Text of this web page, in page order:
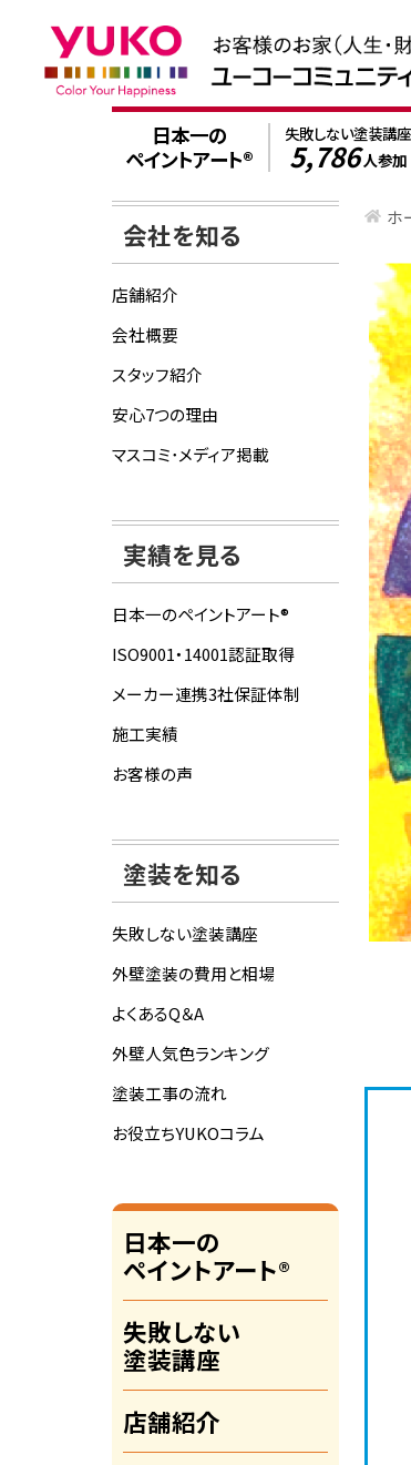
日本一の
ペイントアート®
失敗しない塗装講座
5,786人参加
ホ
会社を知る
店舗紹介
会社概要
スタッフ紹介
安心7つの理由
マスコミ･メディア掲載
実績を見る
日本一のペイントアート®
ISO9001・14001認証取得
メーカー連携3社保証体制
施工実績
お客様の声
塗装を知る
失敗しない塗装講座
外壁塗装の費用と相場
よくあるQ＆A
外壁人気色ランキング
塗装工事の流れ
お役立ちYUKOコラム
日本一の
ペイントアート®
失敗しない
塗装講座
店舗紹介